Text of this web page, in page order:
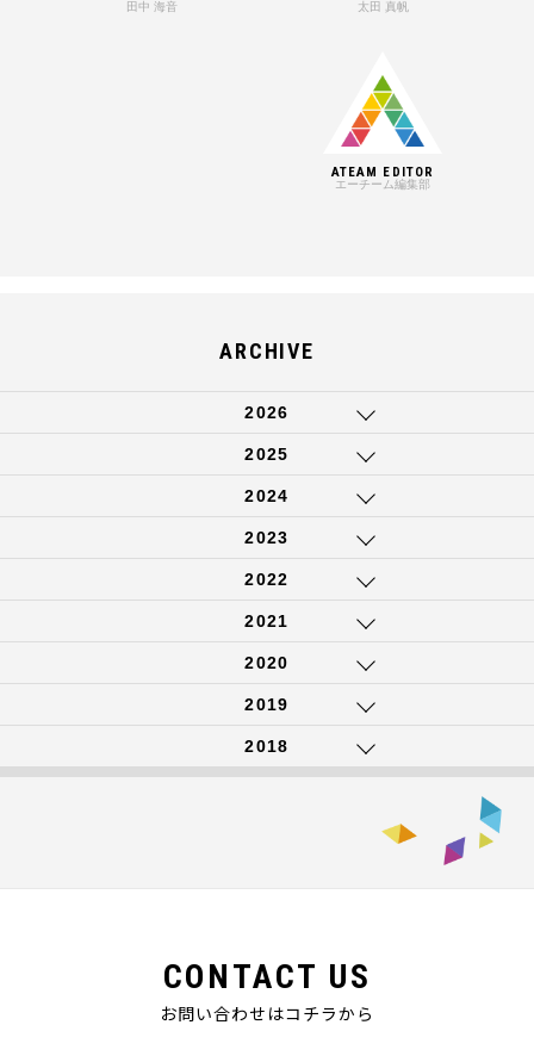
田中 海音 太田 真帆
ATEAM EDITOR
エーチーム編集部
ARCHIVE
2026
2025
2024
2023
2022
2021
2020
2019
2018
CONTACT US
お問い合わせはコチラから